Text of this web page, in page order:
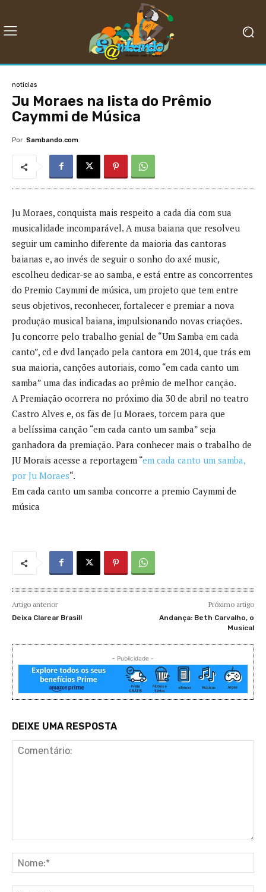
noticias
Ju Moraes na lista do Prêmio
Caymmi de Música
Por Sambando.com
Ju Moraes, conquista mais respeito a cada dia com sua
musicalidade incomparável. A musa baiana que resolveu
seguir um caminho diferente da maioria das cantoras
baianas e, ao invés de seguir o sonho do axé music,
escolheu dedicar-se ao samba, e está entre as concorrentes
do Premio Caymmi de música, um projeto que tem entre
seus objetivos, reconhecer, fortalecer e premiar a nova
produção musical baiana, impulsionando novas criações.
Ju concorre pelo trabalho genial de “Um Samba em cada
canto”, cd e dvd lançado pela cantora em 2014, que trás em
sua maioria, canções autoriais, como “em cada canto um
samba” uma das indicadas ao prêmio de melhor canção.
A Premiação ocorrera no próximo dia 30 de abril no teatro
Castro Alves e, os fãs de Ju Moraes, torcem para que
a belíssima canção “em cada canto um samba” seja
ganhadora da premiação. Para conhecer mais o trabalho de
JU Morais acesse a reportagem “em cada canto um samba,
por Ju Moraes“.
Em cada canto um samba concorre a premio Caymmi de
música
Artigo anterior
Deixa Clarear Brasil!
Próximo artigo
Andança: Beth Carvalho, o
Musical
- Publicidade -
DEIXE UMA RESPOSTA